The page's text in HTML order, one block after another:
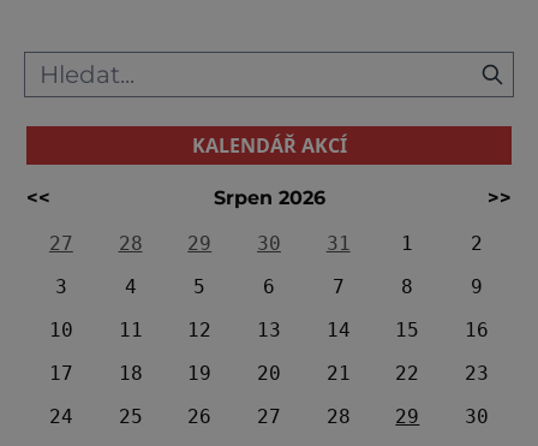
pohyb důlních vozů na povrchu bývalého
dolu. Dále je zde
KALENDÁŘ AKCÍ
<< Srpen 2026
>>
27
28 29 30 31 1
2
3
4 5 6 7 8
9
10
11 12 13 14 15
16
17
18 19 20 21 22
23
24
25 26 27 28 29
30